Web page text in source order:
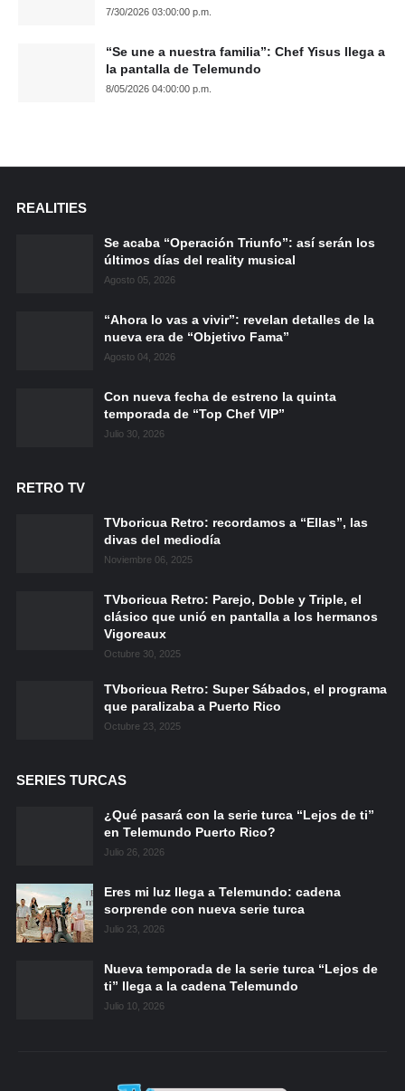
7/30/2026 03:00:00 p.m.
“Se une a nuestra familia”: Chef Yisus llega a
la pantalla de Telemundo
8/05/2026 04:00:00 p.m.
REALITIES
Se acaba “Operación Triunfo”: así serán los
últimos días del reality musical
Agosto 05, 2026
“Ahora lo vas a vivir”: revelan detalles de la
nueva era de “Objetivo Fama”
Agosto 04, 2026
Con nueva fecha de estreno la quinta
temporada de “Top Chef VIP”
Julio 30, 2026
RETRO TV
TVboricua Retro: recordamos a “Ellas”, las
divas del mediodía
Noviembre 06, 2025
TVboricua Retro: Parejo, Doble y Triple, el
clásico que unió en pantalla a los hermanos
Vigoreaux
Octubre 30, 2025
TVboricua Retro: Super Sábados, el programa
que paralizaba a Puerto Rico
Octubre 23, 2025
SERIES TURCAS
¿Qué pasará con la serie turca “Lejos de ti”
en Telemundo Puerto Rico?
Julio 26, 2026
Eres mi luz llega a Telemundo: cadena
sorprende con nueva serie turca
Julio 23, 2026
Nueva temporada de la serie turca “Lejos de
ti” llega a la cadena Telemundo
Julio 10, 2026